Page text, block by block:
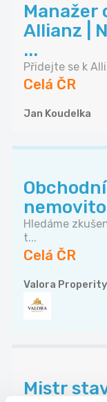
Manažer
Allianz |
...
Přidejte se k
Celá ČR
Jan Koudelka
Hledáme
t...
Celá ČR
Valora
Mistr